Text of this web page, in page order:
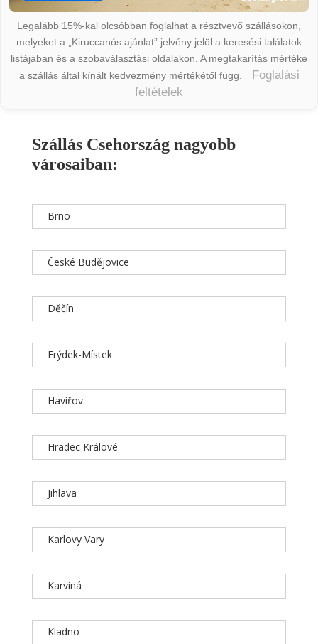
Legalább 15%-kal olcsóbban foglalhat a résztvevő szállásokon,
melyeket a „Kiruccanós ajánlat” jelvény jelöl a keresési találatok
listájában és a szobaválasztási oldalakon. A megtakarítás mértéke
a szállás által kínált kedvezmény mértékétől függ.
Foglalási
feltételek
Szállás Csehország nagyobb
városaiban:
Brno
České Budějovice
Děčín
Frýdek-Místek
Havířov
Hradec Králové
Jihlava
Karlovy Vary
Karviná
Kladno